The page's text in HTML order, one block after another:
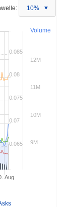
10%
Volume
Aug
0.065
0.07
0.075
0.08
0.085
9M
10M
11M
12M